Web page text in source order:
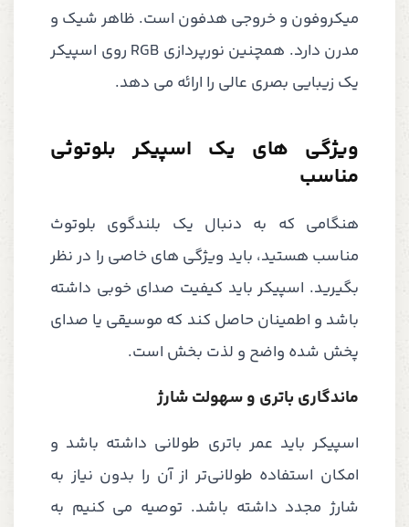
میکروفون و خروجی هدفون است. ظاهر شیک و
مدرن دارد. همچنین نورپردازی RGB روی اسپیکر
یک زیبایی بصری عالی را ارائه می دهد.
ویژگی های یک اسپیکر بلوتوثی
مناسب
هنگامی که به دنبال یک بلندگوی بلوتوث
مناسب هستید، باید ویژگی های خاصی را در نظر
بگیرید. اسپیکر باید کیفیت صدای خوبی داشته
باشد و اطمینان حاصل کند که موسیقی یا صدای
پخش شده واضح و لذت بخش است.
ماندگاری باتری و سهولت شارژ
اسپیکر باید عمر باتری طولانی داشته باشد و
امکان استفاده طولانی‌تر از آن را بدون نیاز به
شارژ مجدد داشته باشد. توصیه می کنیم به